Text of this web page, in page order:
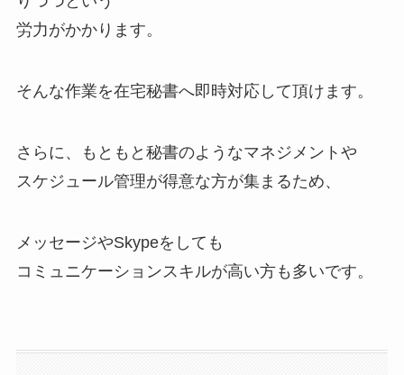
労力がかかります。
そんな作業を在宅秘書へ即時対応して頂けます。
さらに、もともと秘書のようなマネジメントや
スケジュール管理が得意な方が集まるため、
メッセージやSkypeをしても
コミュニケーションスキルが高い方も多いです。